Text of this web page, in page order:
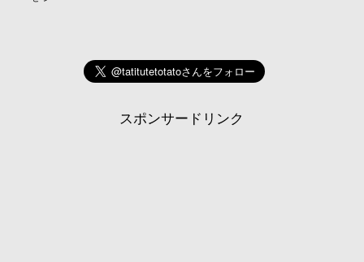
スポンサードリンク